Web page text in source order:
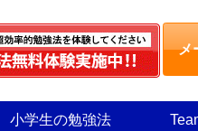
メ
小学生の勉強法